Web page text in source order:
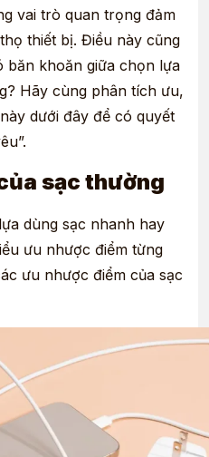
vai trò quan trọng đảm
thiết bị. Điều này cũng
băn khoăn giữa chọn lựa
? Hãy cùng phân tích ưu,
dưới đây để có quyết
sạc thường
dùng sạc nhanh hay
ưu nhược điểm từng
ưu nhược điểm của sạc